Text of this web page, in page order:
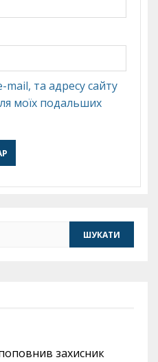
mail, та адресу сайту
моїх подальших
захисник